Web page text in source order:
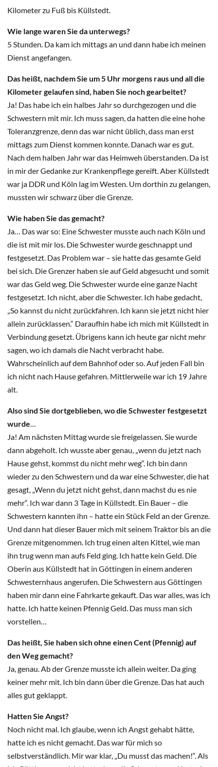
Kilometer zu Fuß bis Küllstedt.
Wie lange waren Sie da unterwegs?
5 Stunden. Da kam ich mittags an und dann habe ich meinen
Dienst angefangen.
Das heißt, nachdem Sie um 5 Uhr morgens raus und all die
Kilometer gelaufen sind, haben Sie noch gearbeitet?
Ja! Das habe ich ein halbes Jahr so durchgezogen und die
Schwestern mit mir. Ich muss sagen, da hatten die eine hohe
Toleranzgrenze, denn das war nicht üblich, dass man erst
mittags zum Dienst kommen konnte. Danach war es gut.
Nach dem halben Jahr war das Heimweh überstanden. Da ist
in mir der Gedanke zur Krankenpflege gereift. Aber Küllstedt
war ja DDR und Köln lag im Westen. Um dorthin zu gelangen,
mussten wir schwarz über die Grenze.
Wie haben Sie das gemacht?
Ja… Das war so: Eine Schwester musste auch nach Köln und
die ist mit mir los. Die Schwester wurde geschnappt und
festgesetzt. Das Problem war – sie hatte das gesamte Geld
bei sich. Die Grenzer haben sie auf Geld abgesucht und somit
war das Geld weg. Die Schwester wurde eine ganze Nacht
festgesetzt. Ich nicht, aber die Schwester. Ich habe gedacht,
„So kannst du nicht zurückfahren. Ich kann sie jetzt nicht hier
allein zurücklassen.“ Daraufhin habe ich mich mit Küllstedt in
Verbindung gesetzt. Übrigens kann ich heute gar nicht mehr
sagen, wo ich damals die Nacht verbracht habe.
Wahrscheinlich auf dem Bahnhof oder so. Auf jeden Fall bin
ich nicht nach Hause gefahren. Mittlerweile war ich 19 Jahre
alt.
Also sind Sie dortgeblieben, wo die Schwester festgesetzt
wurde
Ja! Am nächsten Mittag wurde sie freigelassen. Sie wurde
dann abgeholt. Ich wusste aber genau, „wenn du jetzt nach
Hause gehst, kommst du nicht mehr weg“. Ich bin dann
wieder zu den Schwestern und da war eine Schwester, die hat
gesagt, „Wenn du jetzt nicht gehst, dann machst du es nie
mehr“. Ich war dann 3 Tage in Küllstedt. Ein Bauer – die
Schwestern kannten ihn – hatte ein Stück Feld an der Grenze.
Und dann hat dieser Bauer mich mit seinem Traktor bis an die
Grenze mitgenommen. Ich trug einen alten Kittel, wie man
ihn trug wenn man aufs Feld ging. Ich hatte kein Geld. Die
Oberin aus Küllstedt hat in Göttingen in einem anderen
Schwesternhaus angerufen. Die Schwestern aus Göttingen
haben mir dann eine Fahrkarte gekauft. Das war alles, was ich
hatte. Ich hatte keinen Pfennig Geld. Das muss man sich
vorstellen…
Das heißt, Sie haben sich ohne einen Cent (Pfennig) auf
den Weg gemacht?
Ja, genau. Ab der Grenze musste ich allein weiter. Da ging
keiner mehr mit. Ich bin dann über die Grenze. Das hat auch
alles gut geklappt.
Hatten Sie Angst?
Noch nicht mal. Ich glaube, wenn ich Angst gehabt hätte,
hatte ich es nicht gemacht. Das war für mich so
selbstverständlich. Mir war klar, „Du musst das machen!“. Als